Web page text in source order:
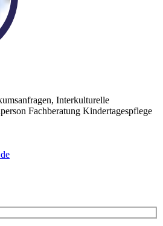
Interkulturelle
Fachberatung Kindertagespflege